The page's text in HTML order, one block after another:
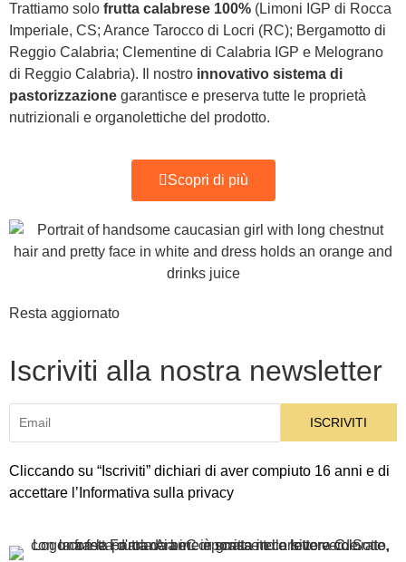
Trattiamo solo frutta calabrese 100% (Limoni IGP di Rocca
Imperiale, CS; Arance Tarocco di Locri (RC); Bergamotto di
Reggio Calabria; Clementine di Calabria IGP e Melograno
di Reggio Calabria). Il nostro innovativo sistema di
pastorizzazione garantisce e preserva tutte le proprietà
nutrizionali e organolettiche del prodotto.
Scopri di più
Resta aggiornato
Iscriviti alla nostra newsletter
Cliccando su “Iscriviti” dichiari di aver compiuto 16 anni e di
accettare l’ Informativa sulla privacy